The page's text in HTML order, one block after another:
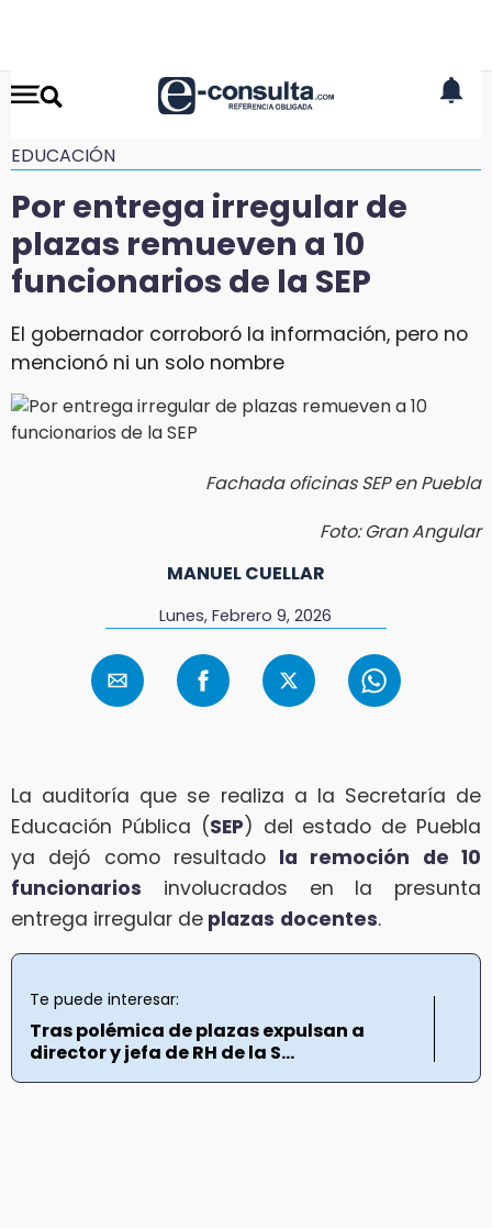
EDUCACIÓN
Por entrega irregular de
plazas remueven a 10
funcionarios de la SEP
El gobernador corroboró la información, pero no
mencionó ni un solo nombre
Fachada oficinas SEP en Puebla
Foto: Gran Angular
MANUEL CUELLAR
Lunes, Febrero 9, 2026
La auditoría que se realiza a la Secretaría de
Educación Pública (SEP) del estado de Puebla
ya dejó como resultado la remoción de 10
funcionarios involucrados en la presunta
entrega irregular de plazas docentes.
Te puede interesar:
Tras polémica de plazas expulsan a
director y jefa de RH de la S...